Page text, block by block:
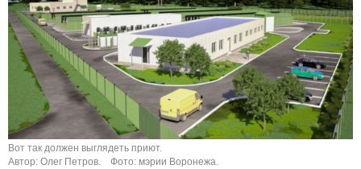
Вот так должен выглядеть приют.
Автор: Олег Петров.
Фото: мэрии Воронежа.